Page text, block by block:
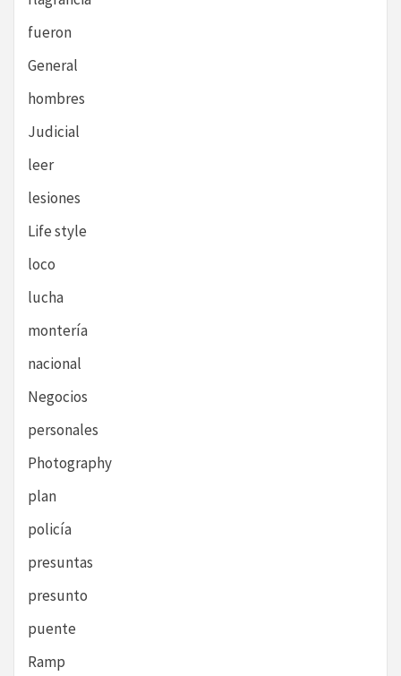
fueron
General
hombres
Judicial
leer
lesiones
Life style
loco
lucha
montería
nacional
Negocios
personales
Photography
plan
policía
presuntas
presunto
puente
Ramp